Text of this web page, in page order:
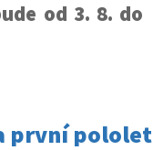
od 3. 8. do
první